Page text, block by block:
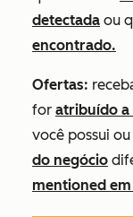
detectada ou
encontrado.
Ofertas:
for atribuído a
você possui
do negócio
mentioned